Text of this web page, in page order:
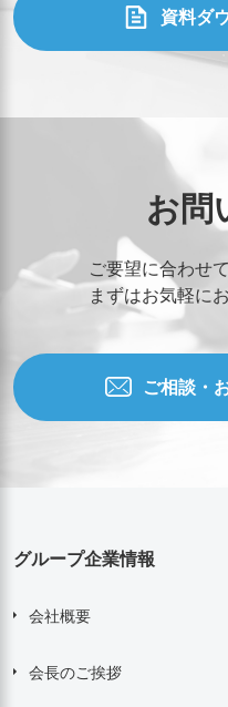
資料ダ
お問
ご要望に合わせ
まずはお気軽に
ご相談・
グループ企業情報
会社概要
会長のご挨拶